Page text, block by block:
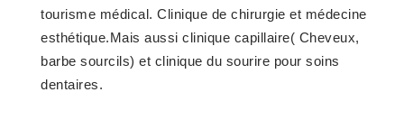
tourisme médical. Clinique de chirurgie et médecine
esthétique.Mais aussi clinique capillaire( Cheveux,
barbe sourcils) et clinique du sourire pour soins
dentaires.